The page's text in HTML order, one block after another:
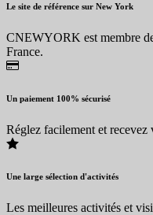
Le site de référence sur New York
CNEWYORK est membre
France.
Un paiement 100% sécurisé
Réglez facilement et
Une large sélection d'activités
Les meilleures activités et